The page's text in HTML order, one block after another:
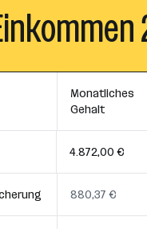
Monatliches
Gehalt
4.872,00 €
880,37 €